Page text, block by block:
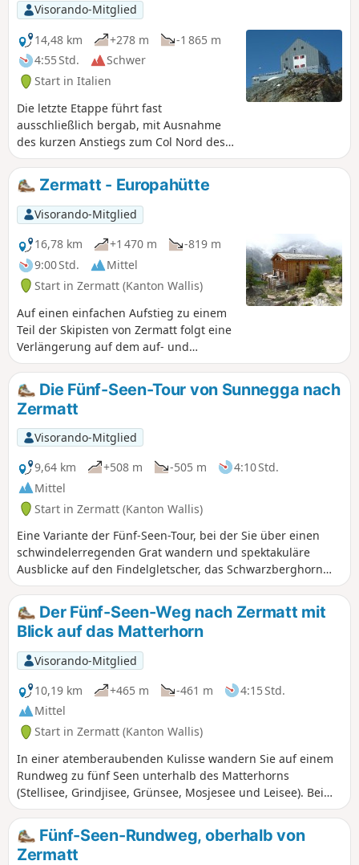
Visorando-Mitglied
14,48 km
+278 m
-1 865 m
4:55 Std.
Schwer
Start in Italien
Die letzte Etappe führt fast
ausschließlich bergab, mit Ausnahme
des kurzen Anstiegs zum Col Nord des
Cimes Blanches. Der Abstieg erfolgt
über lange Täler, unterbrochen von sehr
starken Gefälleabbrüchen. Die Ankunft
in den Weilern Fury und Blanchard ist
nach 10 Tagen Wanderung eine echte
Erleichterung.
Zermatt - Europahütte
Visorando-Mitglied
16,78 km
+1 470 m
-819 m
9:00 Std.
Mittel
Start in Zermatt (Kanton Wallis)
Auf einen einfachen Aufstieg zu einem
Teil der Skipisten von Zermatt folgt eine
Verlängerung auf dem auf- und
absteigenden Balkonweg zur bekannten
Europahütte. Achtung: Die Hängebrücke
vor der Europahütte ist derzeit außer
Betrieb. Man muss über den 2. blau
gekennzeichneten Weg auf der Karte
ins Randa-Tal absteigen, bevor man zur
Hütte aufsteigen kann (etwa 2 Stunden
länger).
Die Fünf-Seen-Tour von Sunnegga nach
Zermatt
Visorando-Mitglied
9,64 km
+508 m -505 m
4:10 Std.
Mittel
Start in Zermatt (Kanton Wallis)
Eine Variante der Fünf-Seen-Tour, bei der Sie über einen
schwindelerregenden Grat wandern und spektakuläre
Ausblicke auf den Findelgletscher, das Schwarzberghorn
(3610 m) und die Cima di Jazzi (3793 m) genießen können.
Die Seen sind alle unterschiedlich und bieten durchweg
einen atemberaubenden Blick auf das Matterhorn.
Der Fünf-Seen-Weg nach Zermatt mit
Blick auf das Matterhorn
Visorando-Mitglied
10,19 km
+465 m -461 m
4:15 Std.
Mittel
Start in Zermatt (Kanton Wallis)
In einer atemberaubenden Kulisse wandern Sie auf einem
Rundweg zu fünf Seen unterhalb des Matterhorns
(Stellisee, Grindjisee, Grünsee, Mosjesee und Leisee). Bei
schönem Wetter können Sie im Sommer in den Seen
Grünsee und Leisee baden.
Fünf-Seen-Rundweg, oberhalb von
Zermatt